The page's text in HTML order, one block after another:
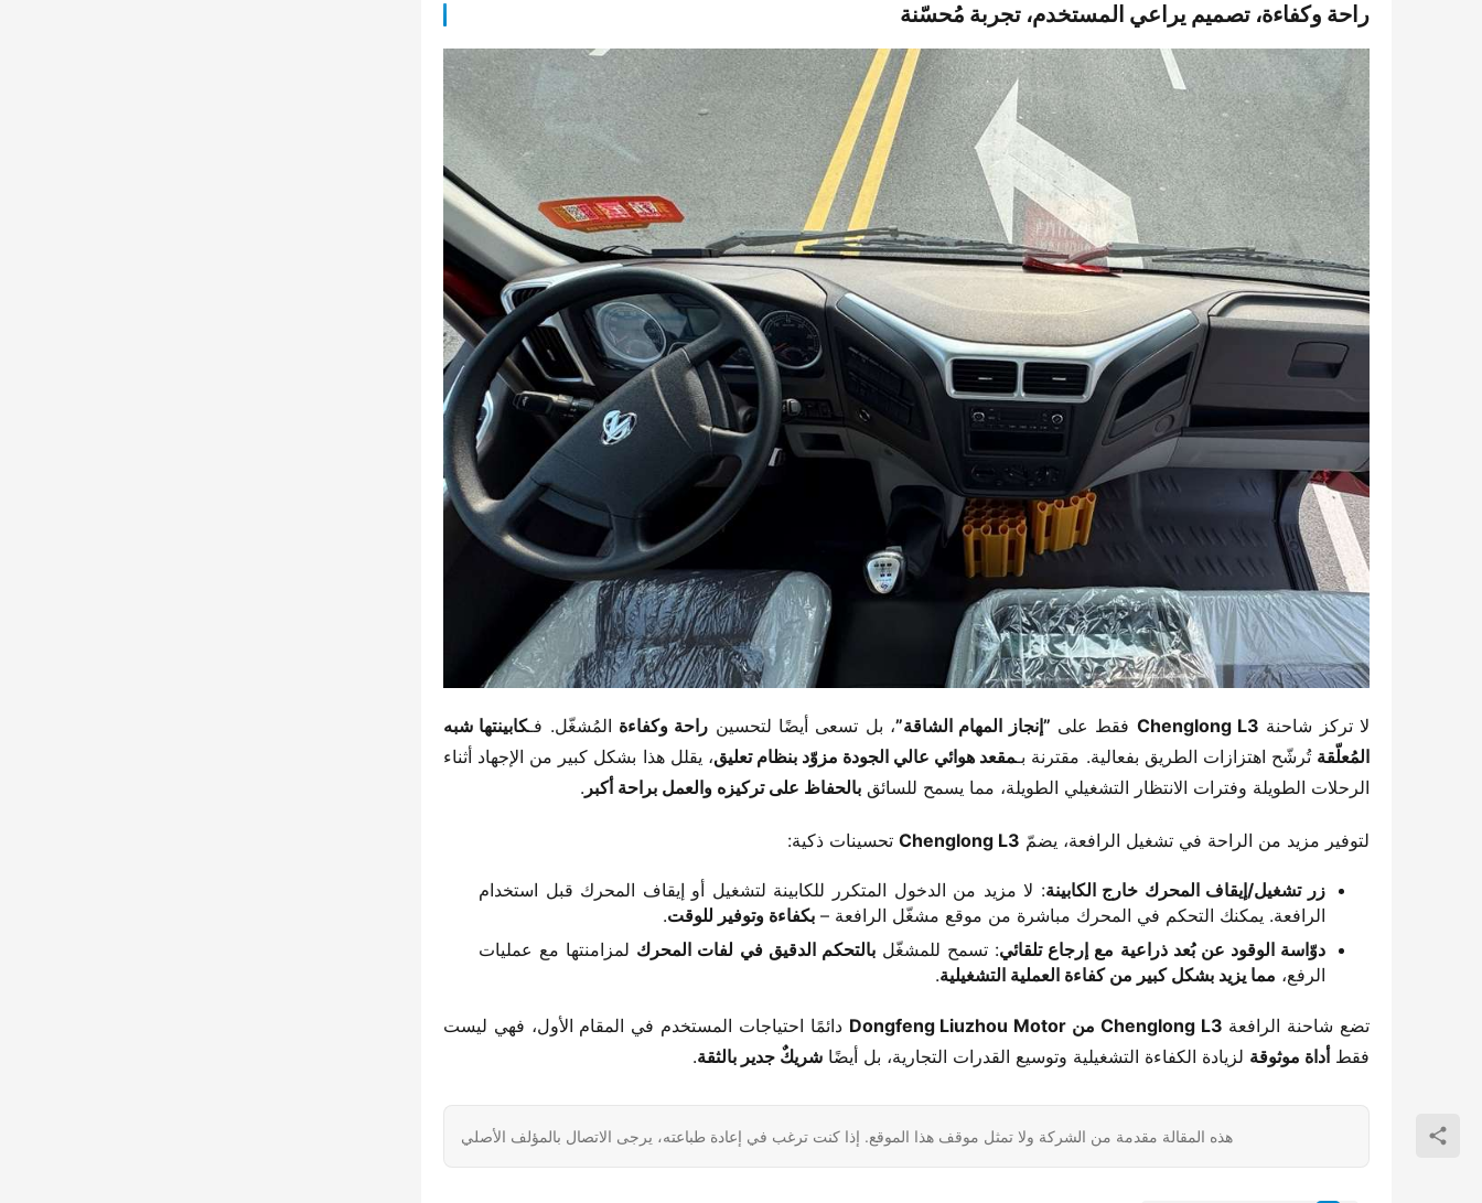
​راحة وكفاءة، تصميم يراعي المستخدم، تجربة مُحسّنة​
لا تركز شاحنة ​ ​Chenglong L3​ ​ فقط على ​ ​”إنجاز المهام الشاقة”​​، بل تسعى أيضًا لتحسين ​ ​راحة وكفاءة​ ​ المُشغّل. فـ​
المُعلّقة​ ​ تُرشّح اهتزازات الطريق بفعالية. مقترنة بـ​​مقعد هوائي عالي الجودة مزوّد بنظام تعليق​
الرحلات الطويلة وفترات الانتظار التشغيلي الطويلة، مما يسمح للسائق ​ ​بالحفاظ على تركيزه والعمل براحة أكبر​ ​.
لتوفير مزيد من الراحة في تشغيل الرافعة، يضمّ ​ ​Chenglong L3​ ​ تحسينات ذكية:
​زر تشغيل/إيقاف المحرك خارج الكابينة​​: لا مزيد من الدخول المتكرر للكابينة لتشغيل أو إيقاف المحرك قبل استخدام
الرافعة. يمكنك التحكم في المحرك مباشرة من موقع مشغّل الرافعة – ​ ​بكفاءة وتوفير للوقت​​.
​دوّاسة الوقود عن بُعد ذراعية مع إرجاع تلقائي​​: تسمح للمشغّل ​​بالتحكم الدقيق في لفات المحرك​ ​ لمزامنتها مع عمليات
الرفع، ​ ​مما يزيد بشكل كبير من كفاءة العملية التشغيلية​​.
تضع شاحنة الرافعة ​ ​Chenglong L3 من Dongfeng Liuzhou Motor​
فقط ​​أداة موثوقة​ ​ لزيادة الكفاءة التشغيلية وتوسيع القدرات التجارية، بل أيضًا ​ ​شريكٌ جدير بالثقة​​.
هذه المقالة مقدمة من الشركة ولا تمثل موقف هذا الموقع. إذا كنت ترغب في إعادة طباعته، يرجى الاتصال بالمؤلف الأصلي